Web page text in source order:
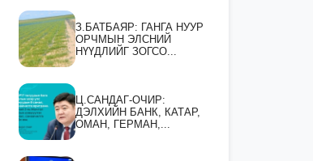
З.БАТБАЯР: ГАНГА НУУР
ОРЧМЫН ЭЛСНИЙ
НҮҮДЛИЙГ ЗОГСО...
Ц.САНДАГ-ОЧИР:
ДЭЛХИЙН БАНК, КАТАР,
ОМАН, ГЕРМАН,...